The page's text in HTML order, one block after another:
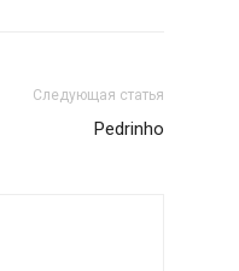
Следующая статья
Pedrinho